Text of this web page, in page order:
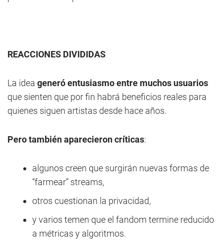
REACCIONES DIVIDIDAS
La idea generó entusiasmo entre muchos usuarios
que sienten que por fin habrá beneficios reales para
quienes siguen artistas desde hace años.
Pero también aparecieron críticas:
algunos creen que surgirán nuevas formas de
“farmear” streams,
otros cuestionan la privacidad,
y varios temen que el fandom termine reducido
a métricas y algoritmos.